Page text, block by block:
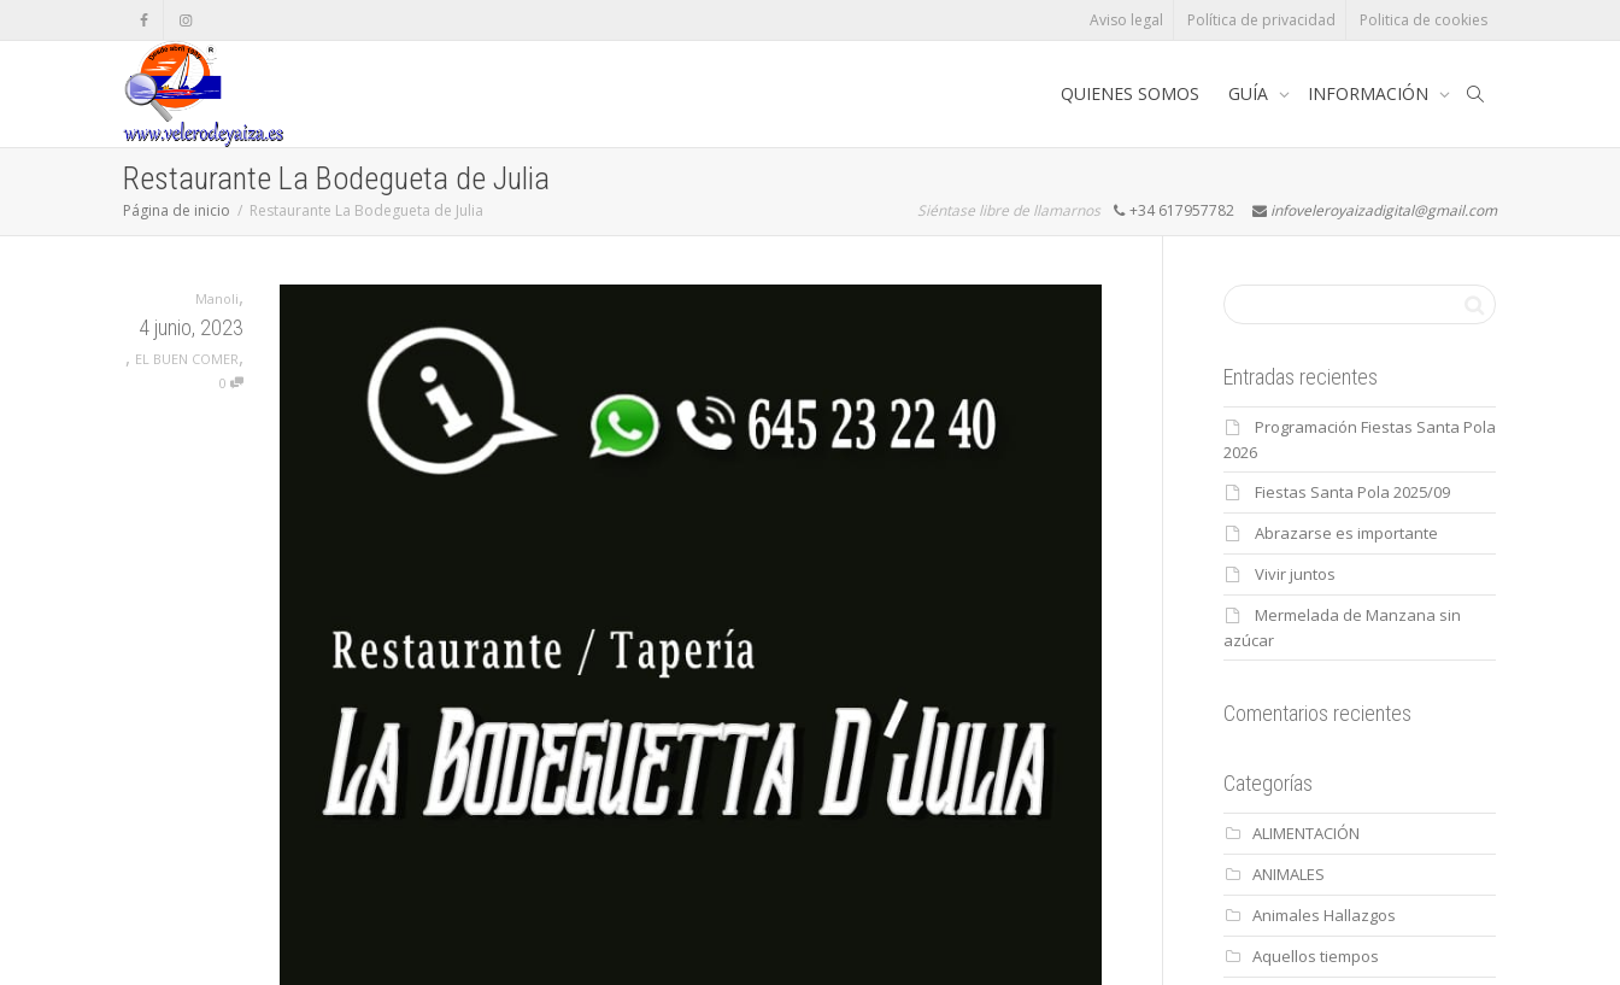
Aviso legal Política de privacidad Politica de cookies
QUIENES SOMOS GUÍA INFORMACIÓN
Restaurante La Bodegueta de Julia
Página de inicio Restaurante La Bodegueta de Julia Siéntase libre de llamarnos +34 617957782 infoveleroyaizadigital@gmail.com
Manoli,
4 junio, 2023
, EL BUEN COMER,
0 Entradas recientes
Programación Fiestas Santa Pola
2026
Fiestas Santa Pola 2025/09
Abrazarse es importante
Vivir juntos
Mermelada de Manzana sin
azúcar
Comentarios recientes
Categorías
ALIMENTACIÓN
ANIMALES
Animales Hallazgos
Aquellos tiempos